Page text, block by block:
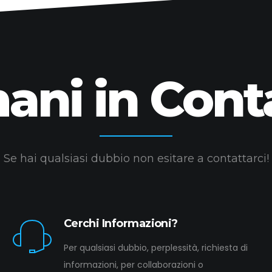
in
Se hai qualsiasi dubbio non esitare a contattarci!
Cerchi Informazioni?
Per qualsiasi dubbio, perplessità, richiesta di
informazioni, per collaborazioni o